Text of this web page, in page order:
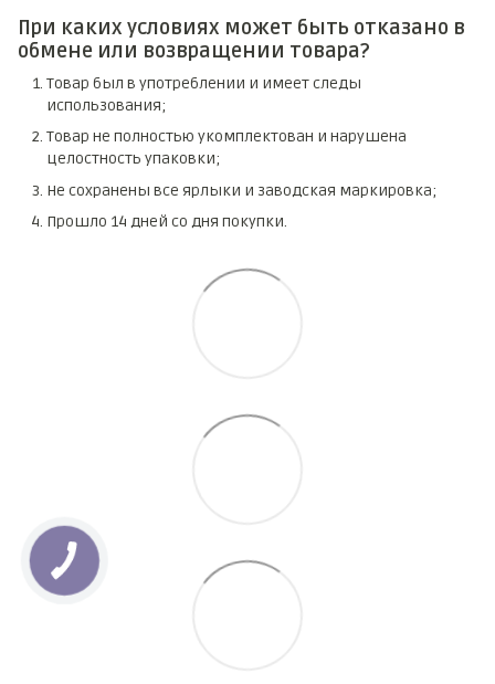
При каких условиях может быть отказано в
обмене или возвращении товара?
Товар был в употреблении и имеет следы
использования;
Товар не полностью укомплектован и нарушена
целостность упаковки;
Не сохранены все ярлыки и заводская маркировка;
Прошло 14 дней со дня покупки.